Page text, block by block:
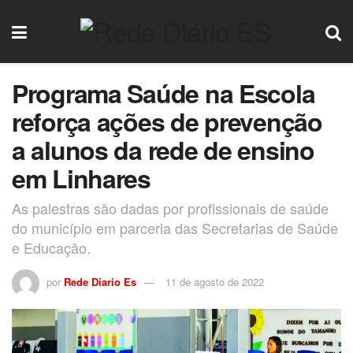
Programa Saúde na Escola
reforça ações de prevenção
a alunos da rede de ensino
em Linhares
As palestras são dadas por profissionais de saúde
do município em parceria das Secretarias de Saúde
e Educação.
por Rede Diario Es 11 de agosto de 2022